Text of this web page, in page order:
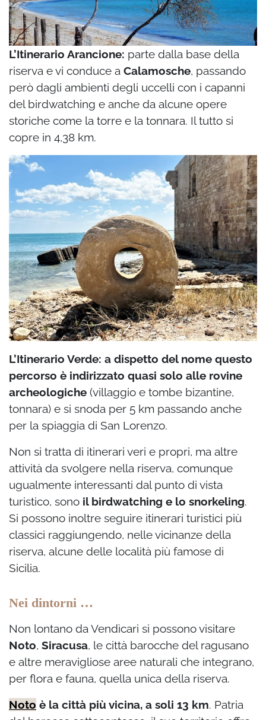
L’Itinerario Arancione: parte dalla base della
riserva e vi conduce a Calamosche, passando
però dagli ambienti degli uccelli con i capanni
del birdwatching e anche da alcune opere
storiche come la torre e la tonnara. Il tutto si
copre in 4,38 km.
L’Itinerario Verde: a dispetto del nome questo
percorso è indirizzato quasi solo alle rovine
archeologiche (villaggio e tombe bizantine,
tonnara) e si snoda per 5 km passando anche
per la spiaggia di San Lorenzo.
Non si tratta di itinerari veri e propri, ma altre
attività da svolgere nella riserva, comunque
ugualmente interessanti dal punto di vista
turistico, sono il birdwatching e lo snorkeling.
Si possono inoltre seguire itinerari turistici più
classici raggiungendo, nelle vicinanze della
riserva, alcune delle località più famose di
Sicilia.
Nei dintorni …
Non lontano da Vendìcari si possono visitare
Noto, Siracusa, le città barocche del ragusano
e altre meravigliose aree naturali che integrano,
per flora e fauna, quella unica della riserva.
Noto è la città più vicina, a soli 13 km. Patria